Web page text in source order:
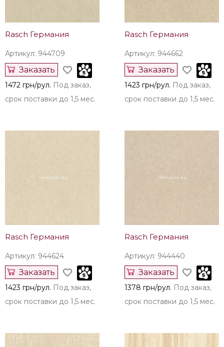
Rasch Германия
Артикул: 944709
Заказать
1472 грн/рул. Под заказ,
срок поставки до 1,5 мес.
Rasch Германия
Артикул: 944662
Заказать
1423 грн/рул. Под заказ,
срок поставки до 1,5 мес.
Rasch Германия
Артикул: 944624
Заказать
1423 грн/рул. Под заказ,
срок поставки до 1,5 мес.
Rasch Германия
Артикул: 944440
Заказать
1378 грн/рул. Под заказ,
срок поставки до 1,5 мес.